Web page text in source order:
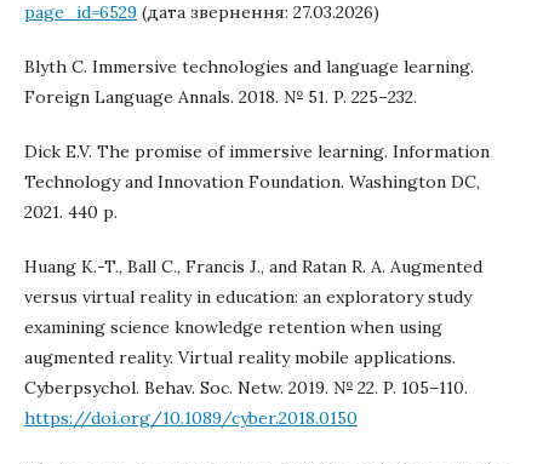
page_id=6529 (дата звернення: 27.03.2026)
Blyth C. Immersive technologies and language learning.
Foreign Language Annals. 2018. № 51. P. 225–232.
Dick E.V. The promise of immersive learning. Information
Technology and Innovation Foundation. Washington DC,
2021. 440 p.
Huang K.-T., Ball C., Francis J., and Ratan R. A. Augmented
versus virtual reality in education: an exploratory study
examining science knowledge retention when using
augmented reality. Virtual reality mobile applications.
Cyberpsychol. Behav. Soc. Netw. 2019. № 22. P. 105–110.
https://doi.org/10.1089/cyber.2018.0150